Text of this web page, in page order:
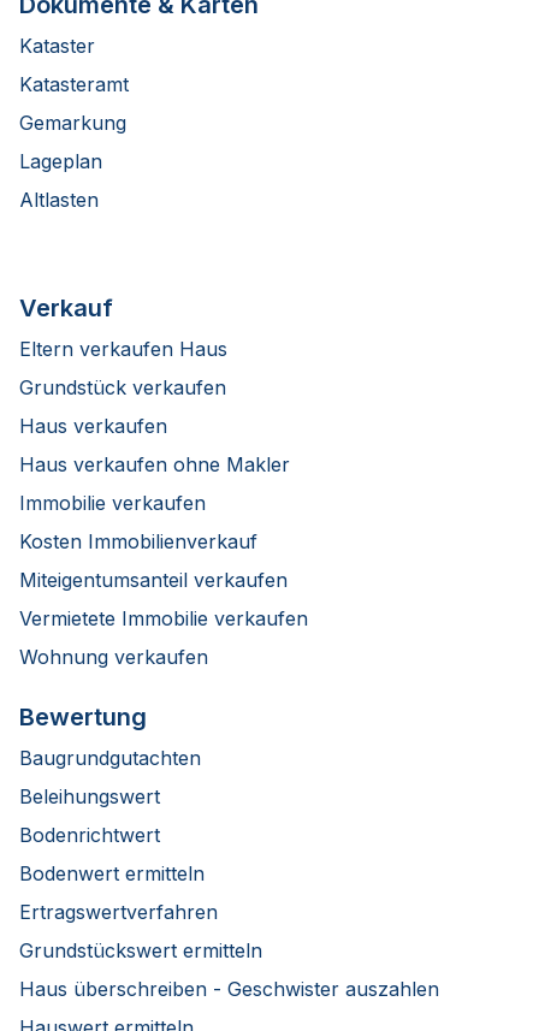
Kataster
Katasteramt
Gemarkung
Lageplan
Altlasten
Verkauf
Eltern verkaufen Haus
Grundstück verkaufen
Haus verkaufen
Haus verkaufen ohne Makler
Immobilie verkaufen
Kosten Immobilienverkauf
Miteigentumsanteil verkaufen
Vermietete Immobilie verkaufen
Wohnung verkaufen
Bewertung
Baugrundgutachten
Beleihungswert
Bodenrichtwert
Bodenwert ermitteln
Ertragswertverfahren
Grundstückswert ermitteln
Haus überschreiben - Geschwister auszahlen